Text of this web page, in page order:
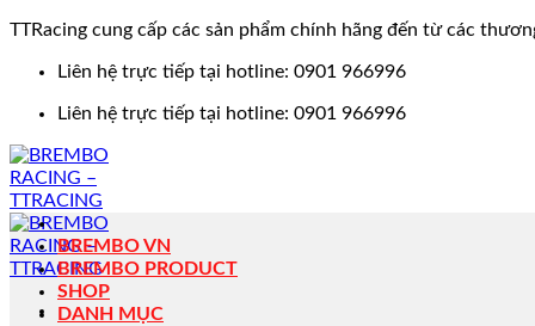
TTRacing cung cấp các sản phẩm chính hãng đến từ các
Liên hệ trực tiếp tại hotline: 0901 966996
Liên hệ trực tiếp tại hotline: 0901 966996
BREMBO VN
BREMBO PRODUCT
SHOP
DANH MỤC